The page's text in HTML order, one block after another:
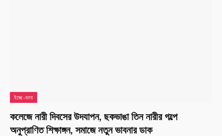
ইচ্ছে-ডানা
কলেজে নারী দিবসের উদযাপন, ছকভাঙা তিন নারীর গল্পে
অনুপ্রাণিত শিক্ষাঙ্গন, সমাজে নতুন ভাবনার ডাক